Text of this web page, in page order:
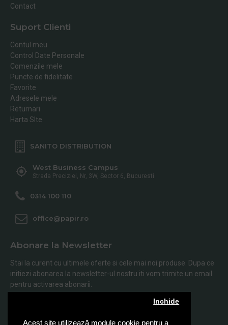
Acest site utilizează module cookie pentru a
Inchide
Contact
Suport Clienti
Contul meu
Control Date Personale
Comenzile mele
Puncte de fidelitate
Favorite
Adresele mele
Returnari
Harta SIte
SANITO DISTRIBUTION
West Business Campus
Strada Preciziei, Nr, 3W, Sector 6, Bucuresti
0314 100 110
office@papir.ro
Abonare la Newsletter
Stai la curent cu ultimele oferte si cele mai noi produse. Dupa ce
initiezi abonarea la newsletter-ul nostru iti vom trimite un email
pentru activarea abonarii.
Abonare